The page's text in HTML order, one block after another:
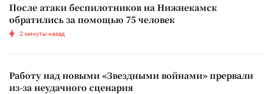
После атаки беспилотников на Нижнекамск
обратились за помощью 75 человек
2 минуты назад
Работу над новыми «Звездными войнами» прервали
из-за неудачного сценария